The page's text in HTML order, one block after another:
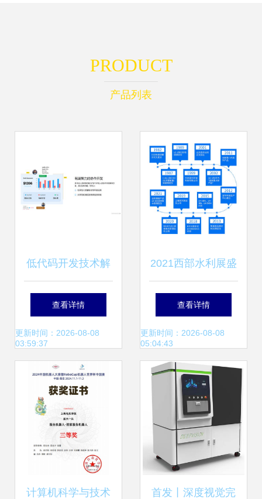
PRODUCT
产品列表
低代码开发技术解
析 程序员职业前景
的新挑战
查看详情
更新时间：2026-08-08
03:59:37
2021西部水利展盛
大开幕，连华科技
明星产品以创新技
术闪耀全场
查看详情
更新时间：2026-08-08
05:04:43
计算机科学与技术 首发丨深度视觉完